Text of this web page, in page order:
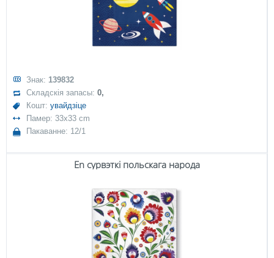
Знак: 139832
Складскія запасы:0,
Кошт:увайдзіце
Памер: 33x33 cm
Пакаванне: 12/1
En сурвэткі польскага народа